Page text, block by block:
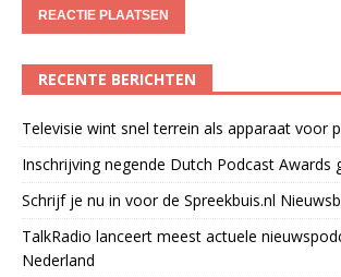
RECENTE BERICHTEN
Televisie wint snel terrein als apparaat voor
Inschrijving negende Dutch Podcast Awards
Schrijf je nu in voor de Spreekbuis.nl
TalkRadio lanceert meest actuele
Nederland